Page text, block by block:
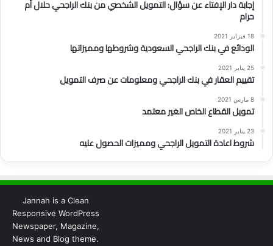
إجابة دار الإفتاء عن سؤال: التمويل الشخصي من بنك الراجحي حلال أم
حرام
18 فبراير 2021
الودائع في بنك الراجحي السعودية وشروطها ومميزاتها
25 يناير 2021
تقييم العقار في بنك الراجحي ومعلومات عن صرف التمويل
8 مارس 2021
تمويل القطاع الخاص الغير معتمد
23 يناير 2021
شروط اعادة التمويل الراجحي ومميزات الحصول عليه
Jannah is a Clean
Responsive WordPress
Newspaper, Magazine,
News and Blog theme.